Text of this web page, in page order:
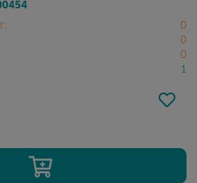
0
0
0
1